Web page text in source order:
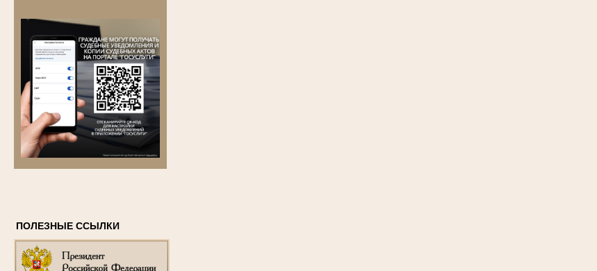
ПОЛЕЗНЫЕ ССЫЛКИ